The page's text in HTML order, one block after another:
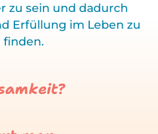
zu sein und dadurch
Erfüllung im Leben zu
finden.